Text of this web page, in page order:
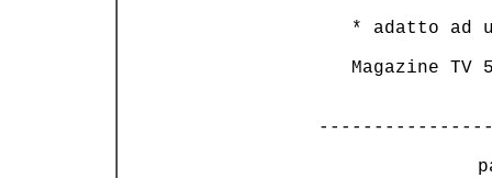
* adatto ad
Magazine TV